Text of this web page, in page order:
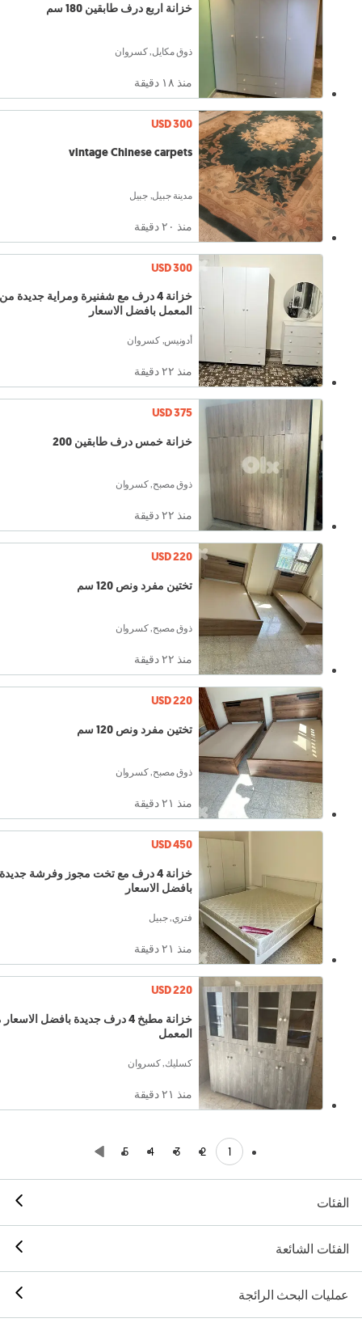
خزانة اربع درف طابقين 180 سم
ذوق مكايل, كسروان
منذ ١٨ دقيقة
USD 300
vintage Chinese carpets
مدينة جبيل, جبيل
منذ ٢۰ دقيقة
USD 300
خزانة 4 درف مع شفنيرة ومراية جديدة
المعمل بافضل الاسعار
أدونيس, كسروان
منذ ٢٢ دقيقة
USD 375
خزانة خمس درف طابقين 200
ذوق مصبح, كسروان
منذ ٢٢ دقيقة
USD 220
تختين مفرد ونص 120 سم
ذوق مصبح, كسروان
منذ ٢٢ دقيقة
USD 220
تختين مفرد ونص 120 سم
ذوق مصبح, كسروان
منذ ٢١ دقيقة
USD 450
خزانة 4 درف مع تخت مجوز وفرشة
بافضل الاسعار
فتري, جبيل
منذ ٢١ دقيقة
USD 220
خزانة مطبخ 4 درف جديدة بافضل
المعمل
كسليك, كسروان
منذ ٢١ دقيقة
1
2
3
4
5
الفئات
الفئات الشائعة
عمليات البحث الرائجة